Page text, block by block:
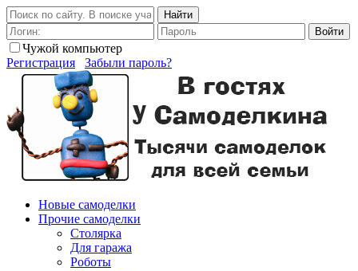
Найти
Войти
Чужой компьютер
Регистрация
Забыли пароль?
Новые самоделки
Прочие самоделки
Столярка
Для гаража
Роботы